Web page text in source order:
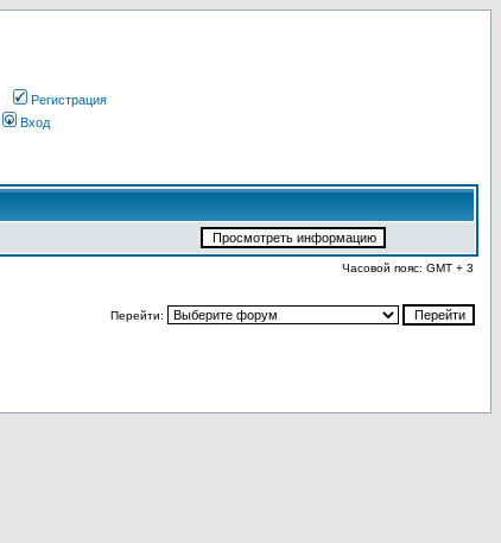
Регистрация
Вход
Часовой пояс: GMT + 3
Перейти: